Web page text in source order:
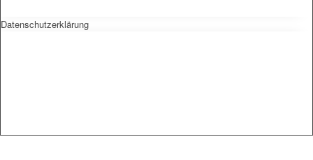
Datenschutzerklärung